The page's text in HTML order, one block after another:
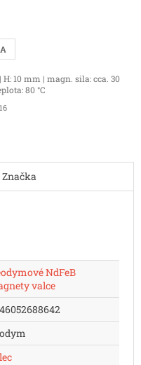
10 mm | magn. sila: cca. 30
80 °C
Značka
NdFeB
valce